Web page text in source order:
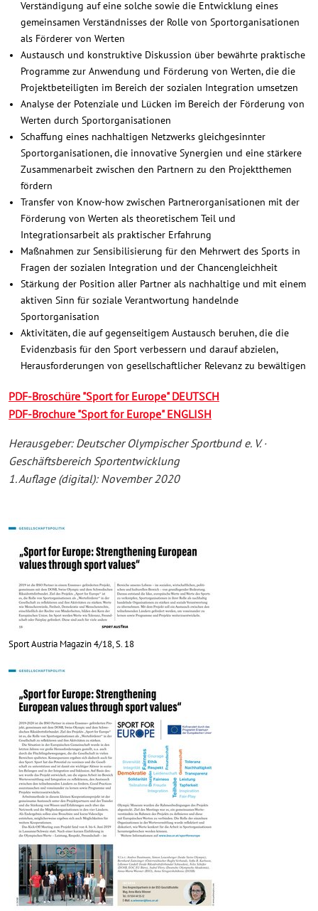
Verständigung auf eine solche sowie die Entwicklung eines
gemeinsamen Verständnisses der Rolle von Sportorganisationen
als Förderer von Werten
Austausch und konstruktive Diskussion über bewährte praktische
Programme zur Anwendung und Förderung von Werten, die die
Projektbeteiligten im Bereich der sozialen Integration umsetzen
Analyse der Potenziale und Lücken im Bereich der Förderung von
Werten durch Sportorganisationen
Schaffung eines nachhaltigen Netzwerks gleichgesinnter
Sportorganisationen, die innovative Synergien und eine stärkere
Zusammenarbeit zwischen den Partnern zu den Projektthemen
fördern
Transfer von Know-how zwischen Partnerorganisationen mit der
Förderung von Werten als theoretischem Teil und
Integrationsarbeit als praktischer Erfahrung
Maßnahmen zur Sensibilisierung für den Mehrwert des Sports in
Fragen der sozialen Integration und der Chancengleichheit
Stärkung der Position aller Partner als nachhaltige und mit einem
aktiven Sinn für soziale Verantwortung handelnde
Sportorganisation
Aktivitäten, die auf gegenseitigem Austausch beruhen, die die
Evidenzbasis für den Sport verbessern und darauf abzielen,
Herausforderungen von gesellschaftlicher Relevanz zu bewältigen
PDF-Broschüre "Sport for Europe" DEUTSCH
PDF-Brochure "Sport for Europe" ENGLISH
Herausgeber: Deutscher Olympischer Sportbund e. V. ·
Geschäftsbereich Sportentwicklung
1. Auflage (digital): November 2020
Sport Austria Magazin 4/18, S. 18